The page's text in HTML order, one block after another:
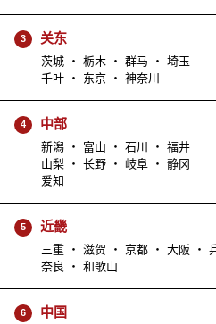
3 关东
茨城 ・ 栃木 ・ 群马 ・ 埼玉
千叶 ・ 东京 ・ 神奈川
4 中部
新潟 ・ 富山 ・ 石川 ・ 福井
山梨 ・ 长野 ・ 岐阜 ・ 静冈
爱知
5 近畿
三重 ・ 滋贺 ・ 京都 ・ 大阪 ・
奈良 ・ 和歌山
6 中国